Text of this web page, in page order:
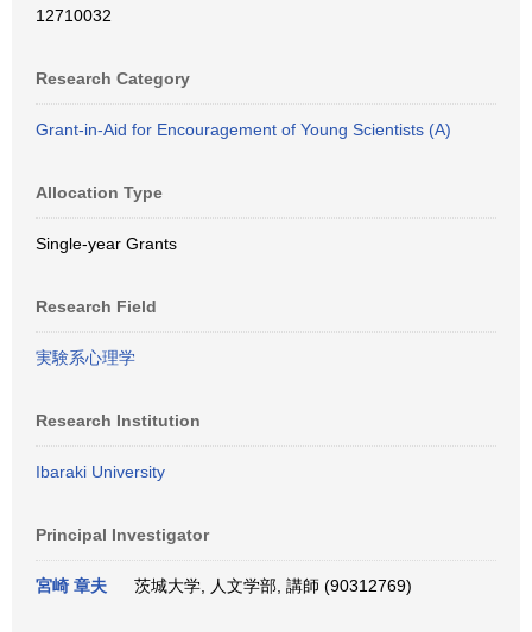
12710032
Research Category
Grant-in-Aid for Encouragement of Young Scientists (A)
Allocation Type
Single-year Grants
Research Field
実験系心理学
Research Institution
Ibaraki University
Principal Investigator
宮崎 章夫 茨城大学, 人文学部, 講師 (90312769)